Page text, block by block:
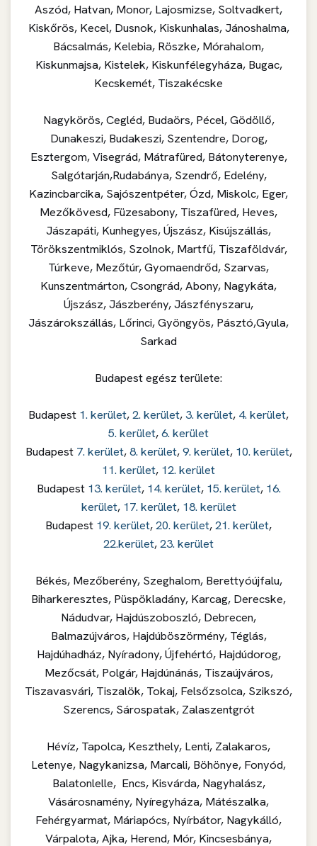
Aszód, Hatvan, Monor, Lajosmizse, Soltvadkert,
Kiskőrös, Kecel, Dusnok, Kiskunhalas, Jánoshalma,
Bácsalmás, Kelebia, Röszke, Mórahalom,
Kiskunmajsa, Kistelek, Kiskunfélegyháza, Bugac,
Kecskemét, Tiszakécske
Nagykörös, Cegléd, Budaörs, Pécel, Gödöllő,
Dunakeszi, Budakeszi, Szentendre, Dorog,
Esztergom, Visegrád, Mátrafüred, Bátonyterenye,
Salgótarján,Rudabánya, Szendrő, Edelény,
Kazincbarcika, Sajószentpéter, Ózd, Miskolc, Eger,
Mezőkövesd, Füzesabony, Tiszafüred, Heves,
Jászapáti, Kunhegyes, Újszász, Kisújszállás,
Törökszentmiklós, Szolnok, Martfű, Tiszaföldvár,
Túrkeve, Mezőtúr, Gyomaendrőd, Szarvas,
Kunszentmárton, Csongrád, Abony, Nagykáta,
Újszász, Jászberény, Jászfényszaru,
Jászárokszállás, Lőrinci, Gyöngyös, Pásztó,Gyula,
Sarkad
Budapest egész területe:
Budapest 1. kerület,2. kerület,3. kerület, 4. kerület,
5. kerület,6. kerület
Budapest 7. kerület,8. kerület,9. kerület, 10. kerület,
11. kerület, 12. kerület
Budapest 13. kerület, 14. kerület, 15. kerület, 16.
kerület, 17. kerület, 18. kerület
Budapest 19. kerület,20. kerület,21. kerület,
22.kerület,23. kerület
Békés, Mezőberény, Szeghalom, Berettyóújfalu,
Biharkeresztes, Püspökladány, Karcag, Derecske,
Nádudvar, Hajdúszoboszló, Debrecen,
Balmazújváros, Hajdúböszörmény, Téglás,
Hajdúhadház, Nyíradony, Újfehértó, Hajdúdorog,
Mezőcsát, Polgár, Hajdúnánás, Tiszaújváros,
Tiszavasvári, Tiszalök, Tokaj, Felsőzsolca, Szikszó,
Szerencs, Sárospatak, Zalaszentgrót
Hévíz, Tapolca, Keszthely, Lenti, Zalakaros,
Letenye, Nagykanizsa, Marcali, Böhönye, Fonyód,
Balatonlelle, Encs, Kisvárda, Nagyhalász,
Vásárosnamény, Nyíregyháza, Mátészalka,
Fehérgyarmat, Máriapócs, Nyírbátor, Nagykálló,
Várpalota, Ajka, Herend, Mór, Kincsesbánya,